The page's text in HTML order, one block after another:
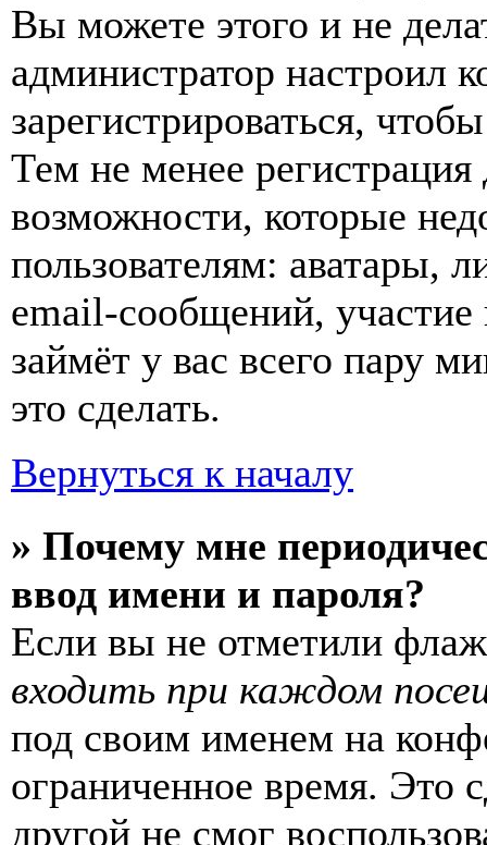
Вы можете этого и не
администратор
зарегистрироваться,
Тем не менее
возможности, которые
пользователям: аватары,
email-сообщений, участие
займёт у вас всего пару
это сделать.
Вернуться к началу
» Почему мне
ввод имени и пароля?
Если вы не отметили
входить при каждом
под своим именем на
ограниченное время. Это
другой не смог